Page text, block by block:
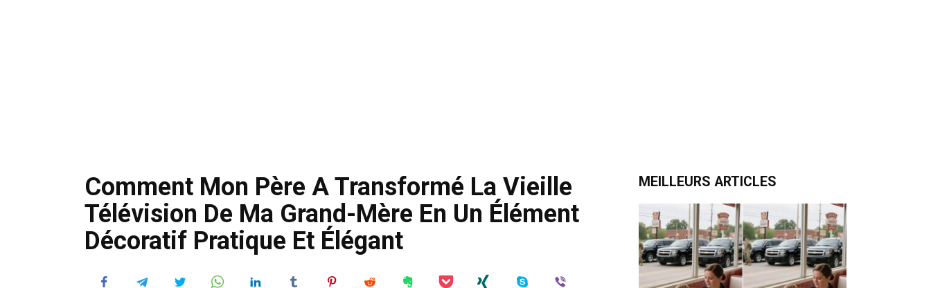
Comment Mon Père A Transformé La Vieille
Télévision De Ma Grand-Mère En Un Élément
Décoratif Pratique Et Élégant
MEILLEURS ARTICLES